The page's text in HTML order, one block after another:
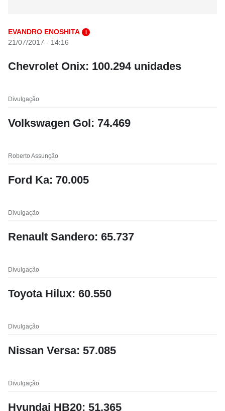
EVANDRO ENOSHITA i
21/07/2017 - 14:16
Chevrolet Onix: 100.294 unidades
Divulgação
Volkswagen Gol: 74.469
Roberto Assunção
Ford Ka: 70.005
Divulgação
Renault Sandero: 65.737
Divulgação
Toyota Hilux: 60.550
Divulgação
Nissan Versa: 57.085
Divulgação
Hyundai HB20: 51.365